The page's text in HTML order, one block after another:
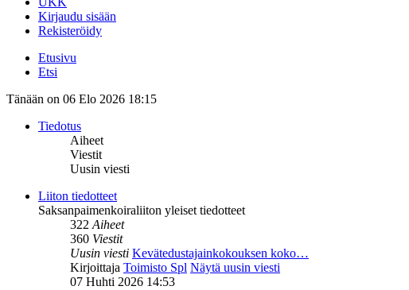
Kirjaudu sisään
Rekisteröidy
Etusivu
Etsi
Tänään on 06 Elo 2026 18:15
Tiedotus
Aiheet
Viestit
Uusin viesti
Liiton tiedotteet
Saksanpaimenkoiraliiton yleiset tiedotteet
322Aiheet
360 Viestit
Uusin viesti Kevätedustajainkokouksen koko…
Kirjoittaja Toimisto Spl Näytä uusin viesti
07 Huhti 2026 14:53